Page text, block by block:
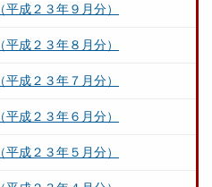
成２３年９月分）
成２３年８月分）
成２３年７月分）
成２３年６月分）
成２３年５月分）